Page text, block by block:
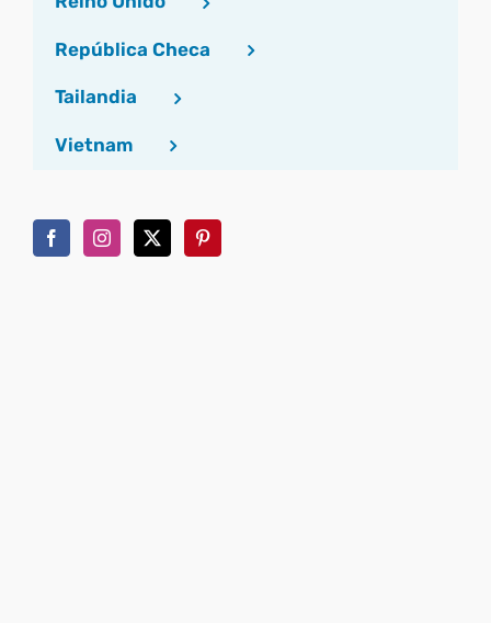
República Checa
Tailandia
Vietnam